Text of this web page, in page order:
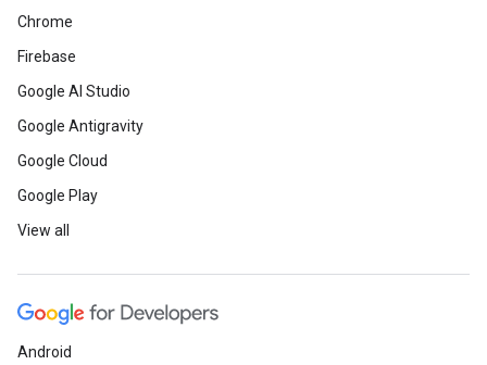
Chrome
Firebase
Google AI Studio
Google Antigravity
Google Cloud
Google Play
View all
Android